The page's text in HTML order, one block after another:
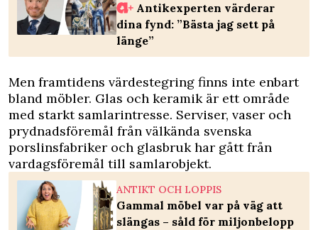
Antikexperten värderar
dina fynd: ”Bästa jag sett på
länge”
Men framtidens värdestegring finns inte enbart
bland möbler. Glas och keramik är ett område
med starkt samlarintresse. Serviser, vaser och
prydnadsföremål från välkända svenska
porslinsfabriker och glasbruk har gått från
vardagsföremål till samlarobjekt.
ANTIKT OCH LOPPIS
Gammal möbel var på väg att
slängas – såld för miljonbelopp